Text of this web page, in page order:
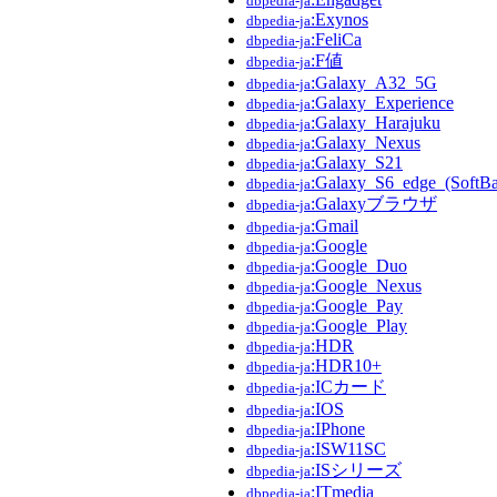
dbpedia-ja:Exynos
dbpedia-ja:FeliCa
dbpedia-ja:F値
dbpedia-ja:Galaxy_A32_5G
dbpedia-ja:Galaxy_Experience
dbpedia-ja:Galaxy_Harajuku
dbpedia-ja:Galaxy_Nexus
dbpedia-ja:Galaxy_S21
dbpedia-ja
dbpedia-ja:Galaxyブラウザ
dbpedia-ja:Gmail
dbpedia-ja:Google
dbpedia-ja:Google_Duo
dbpedia-ja:Google_Nexus
dbpedia-ja:Google_Pay
dbpedia-ja:Google_Play
dbpedia-ja:HDR
dbpedia-ja:HDR10+
dbpedia-ja:ICカード
dbpedia-ja:IOS
dbpedia-ja:IPhone
dbpedia-ja:ISW11SC
dbpedia-ja:ISシリーズ
dbpedia-ja:ITmedia